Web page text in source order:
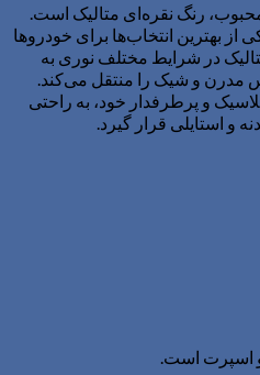
رنگ نقره‌ای متالیک است.
۲۰۲۵ همچنان یکی از بهترین انتخاب‌ها برای خودروها
در شرایط مختلف نوری به
و شیک را منتقل می‌کند.
و پرطرفدار خود، به راحتی
و استایلی قرار گیرد.
اسپرت است.